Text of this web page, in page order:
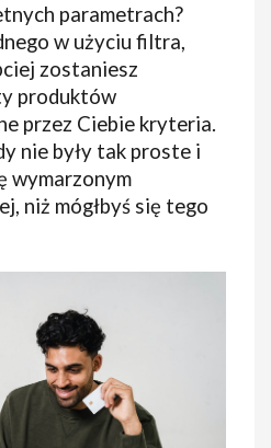
parametrach?
w użyciu filtra,
zostaniesz
produktów
przez Ciebie kryteria.
nie były tak proste i
wymarzonym
niż mógłbyś się tego